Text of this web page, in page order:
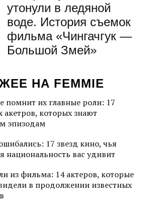
утонули в ледяной
воде. История съемок
фильма «Чингачгук —
Большой Змей»
НА FEMMIE
помнит их главные роли: 17
акетров, которых знают
эпизодам
17 звезд кино, чья
национальность вас удивит
из фильма: 14 актеров, которые
в продолжении известных